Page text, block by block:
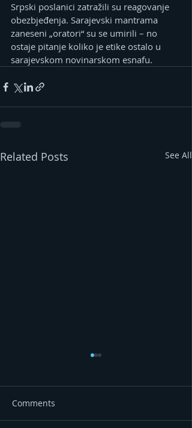
Srpski poslanici zatražili su reagovanje
obezbjeđenja. Sarajevski mantrama
zaneseni „oratori“ su se umirili – no
ostaje pitanje koliko je etike ostalo u
sarajevskom novinarskom esnafu.
Related Posts See All
Comments